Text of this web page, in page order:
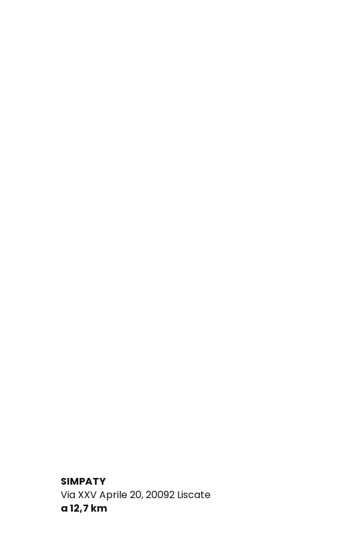
SIMPATY
Via XXV Aprile 20,20092 Liscate
a 12,7 km